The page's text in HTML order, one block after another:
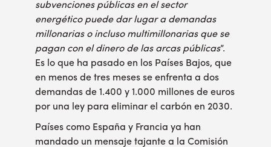
subvenciones públicas en el sector
energético puede dar lugar a demandas
millonarias o incluso multimillonarias que se
pagan con el dinero de las arcas públicas”.
Es lo que ha pasado en los Países Bajos, que
en menos de tres meses se enfrenta a dos
demandas de 1.400 y 1.000 millones de euros
por una ley para eliminar el carbón en 2030.
Países como España y Francia ya han
mandado un mensaje tajante a la Comisión